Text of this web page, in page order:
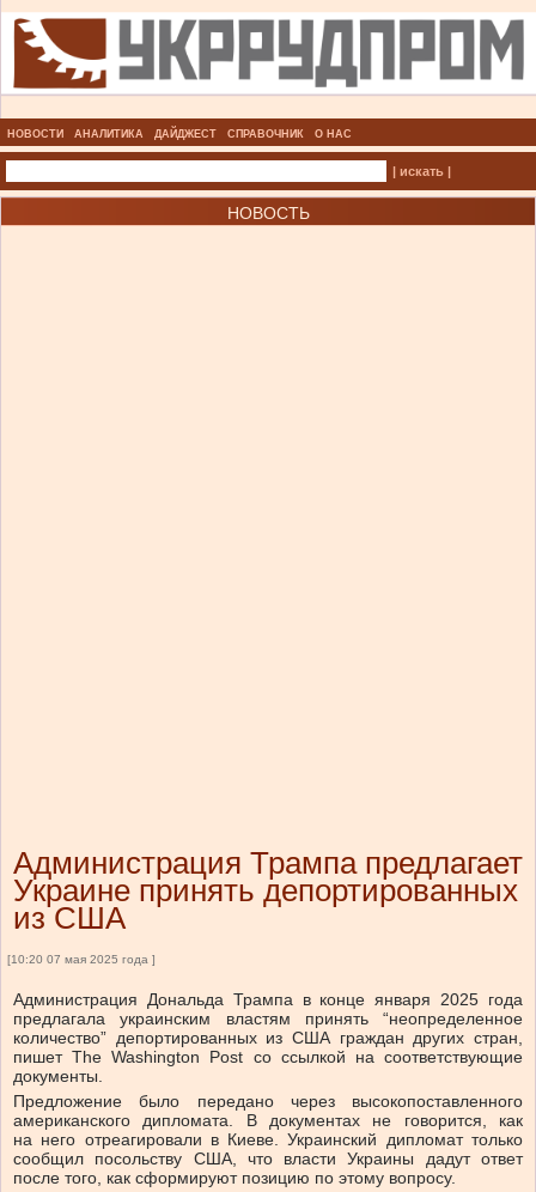
НОВОСТИ АНАЛИТИКА ДАЙДЖЕСТ СПРАВОЧНИК О НАС
| искать |
НОВОСТЬ
Администрация Трампа предлагает
Украине принять депортированных
из США
[10:20 07 мая 2025 года ]
Администрация Дональда Трампа в конце января 2025 года
предлагала украинским властям принять “неопределенное
количество” депортированных из США граждан других стран,
пишет The Washington Post со ссылкой на соответствующие
документы.
Предложение было передано через высокопоставленного
американского дипломата. В документах не говорится, как
на него отреагировали в Киеве. Украинский дипломат только
сообщил посольству США, что власти Украины дадут ответ
после того, как сформируют позицию по этому вопросу.